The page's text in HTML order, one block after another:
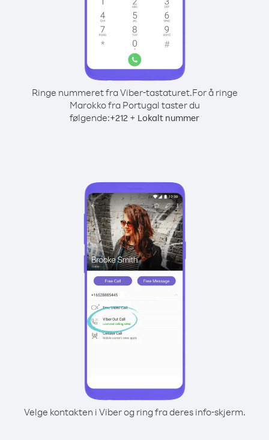
Ringe nummeret fra Viber-tastaturet.For å ringe
Marokko fra Portugal taster du
følgende:+212 + Lokalt nummer
Velge kontakten i Viber og ring fra deres info-skjerm.